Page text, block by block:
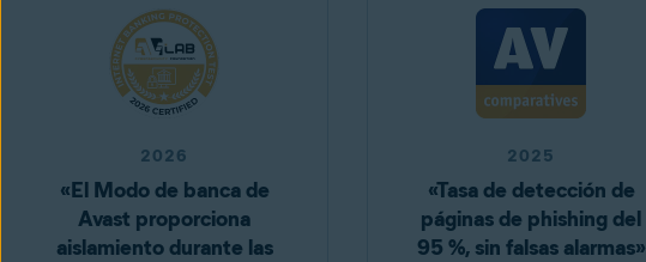
2026
«El Modo de banca de
Avast proporciona
aislamiento durante las
2025
«Tasa de detección de
páginas de phishing del
95 %, sin falsas alarmas»